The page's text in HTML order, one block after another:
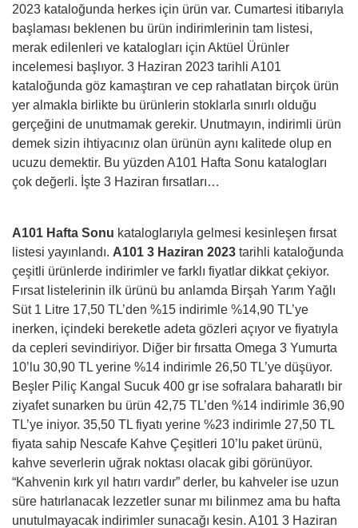
2023 kataloğunda herkes için ürün var. Cumartesi itibarıyla
başlaması beklenen bu ürün indirimlerinin tam listesi,
merak edilenleri ve katalogları için Aktüel Ürünler
incelemesi başlıyor. 3 Haziran 2023 tarihli A101
kataloğunda göz kamaştıran ve cep rahatlatan birçok ürün
yer almakla birlikte bu ürünlerin stoklarla sınırlı olduğu
gerçeğini de unutmamak gerekir. Unutmayın, indirimli ürün
demek sizin ihtiyacınız olan ürünün aynı kalitede olup en
ucuzu demektir. Bu yüzden A101 Hafta Sonu katalogları
çok değerli. İşte 3 Haziran fırsatları…
A101 Hafta Sonu kataloglarıyla gelmesi kesinleşen fırsat
listesi yayınlandı. A101 3 Haziran 2023 tarihli kataloğunda
çeşitli ürünlerde indirimler ve farklı fiyatlar dikkat çekiyor.
Fırsat listelerinin ilk ürünü bu anlamda Birşah Yarım Yağlı
Süt 1 Litre 17,50 TL’den %15 indirimle %14,90 TL’ye
inerken, içindeki bereketle adeta gözleri açıyor ve fiyatıyla
da cepleri sevindiriyor. Diğer bir fırsatta Omega 3 Yumurta
10’lu 30,90 TL yerine %14 indirimle 26,50 TL’ye düşüyor.
Beşler Piliç Kangal Sucuk 400 gr ise sofralara baharatlı bir
ziyafet sunarken bu ürün 42,75 TL’den %14 indirimle 36,90
TL’ye iniyor. 35,50 TL fiyatı yerine %23 indirimle 27,50 TL
fiyata sahip Nescafe Kahve Çeşitleri 10’lu paket ürünü,
kahve severlerin uğrak noktası olacak gibi görünüyor.
“Kahvenin kırk yıl hatırı vardır” derler, bu kahveler ise uzun
süre hatırlanacak lezzetler sunar mı bilinmez ama bu hafta
unutulmayacak indirimler sunacağı kesin. A101 3 Haziran